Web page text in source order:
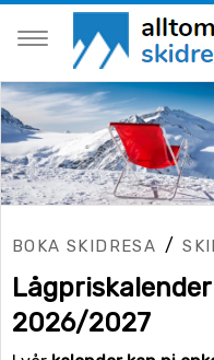
BOKA SKIDRESA /
2026/2027